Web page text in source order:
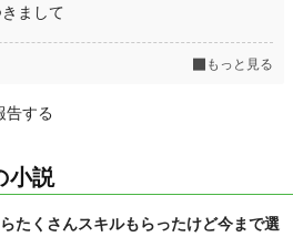
まして
もっと見る
告する
小説
たくさんスキルもらったけど今まで選